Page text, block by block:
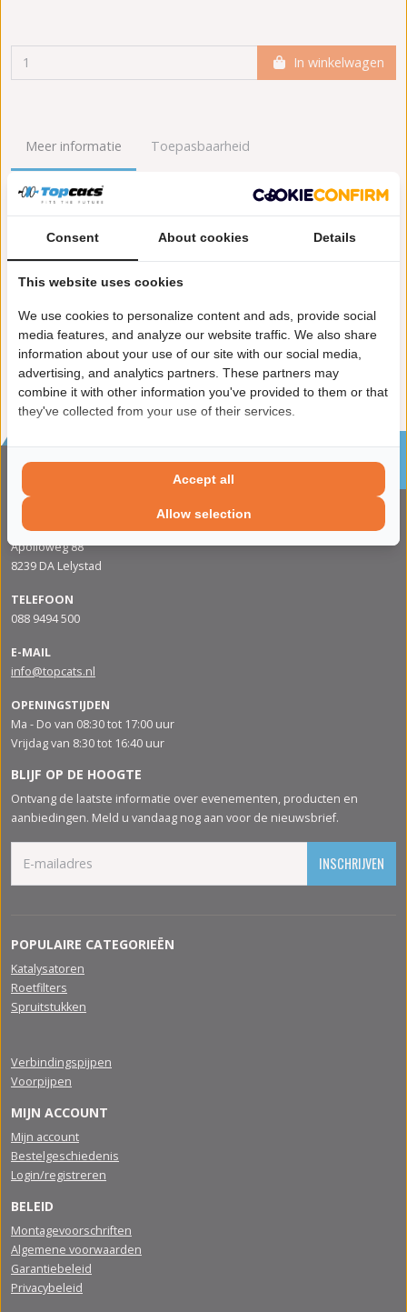
In winkelwagen
Meer informatie Toepasbaarheid
Origineel nummers
Garantie:2 jaar garantie
Materiaal:Keramiek
Enkel in combinatie met:FK90383
Product in orde:
Controleteken:E9-103R
Sinds 2002 de specialist in katalysatoren en
roetfilters
CONTACTGEGVENS
ADRES
Apolloweg 88
8239 DA Lelystad
TELEFOON
088 9494 500
E-MAIL
info@topcats.nl
OPENINGSTIJDEN
Ma - Do van 08:30 tot 17:00 uur
Vrijdag van 8:30 tot 16:40 uur
BLIJF OP DE HOOGTE
Ontvang de laatste informatie over evenementen, producten en
aanbiedingen. Meld u vandaag nog aan voor de nieuwsbrief.
INSCHRIJVEN
POPULAIRE CATEGORIEËN
Katalysatoren
Roetfilters
Spruitstukken
Verbindingspijpen
Voorpijpen
MIJN ACCOUNT
Mijn account
Bestelgeschiedenis
Login/registreren
BELEID
Montagevoorschriften
Algemene voorwaarden
Garantiebeleid
Privacybeleid
Consent About cookies Details
This website uses cookies
We use cookies to personalize content and ads, provide social
media features, and analyze our website traffic. We also share
information about your use of our site with our social media,
advertising, and analytics partners. These partners may
combine it with other information you've provided to them or that
they've collected from your use of their services.
Allow selection
Accept all